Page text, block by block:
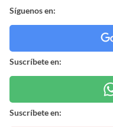
Síguenos en:
Suscríbete en:
Suscríbete en: